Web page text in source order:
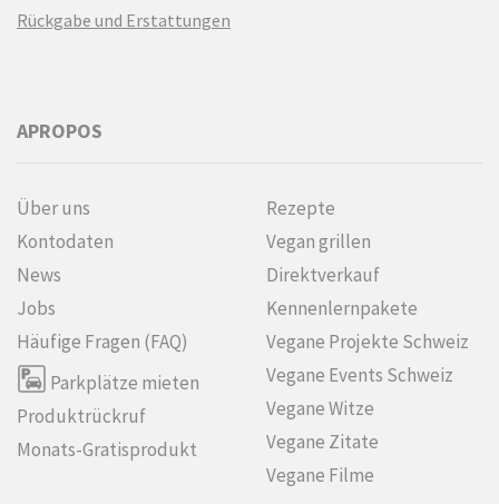
Rückgabe und Erstattungen
APROPOS
Über uns
Kontodaten
News
Jobs
Häufige Fragen (FAQ)
Parkplätze mieten
Produktrückruf
Monats-Gratisprodukt
Rezepte
Vegan grillen
Direktverkauf
Kennenlern­pakete
Vegane Projekte Schweiz
Vegane Events Schweiz
Vegane Witze
Vegane Zitate
Vegane Filme